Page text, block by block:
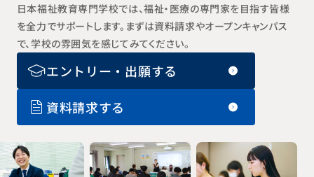
日本福祉教育専門学校では、福祉・医療の専門家を目指す皆様
を全力でサポートします。まずは資料請求やオープンキャンパス
で、学校の雰囲気を感じてみてください。
エントリー・出願する
資料請求する